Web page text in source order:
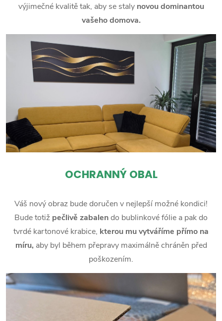
výjimečné kvalitě tak, aby se staly novou dominantou
vašeho domova.
OCHRANNÝ OBAL
Váš nový obraz bude doručen v nejlepší možné kondici!
Bude totiž pečlivě zabalendo bublinkové fólie a pak do
tvrdé kartonové krabice, kterou mu vytváříme přímo na
míru, aby byl během přepravy maximálně chráněn před
poškozením.